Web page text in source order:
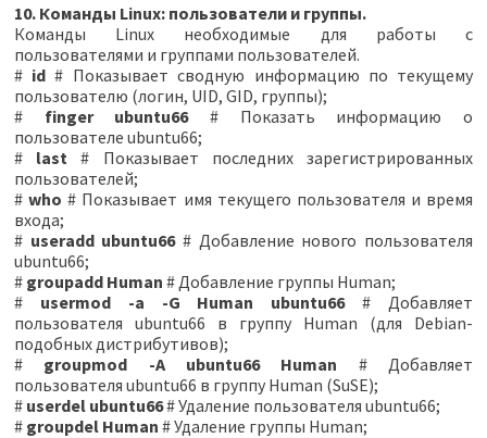
10. Команды Linux: пользователи и группы.
Команды Linux необходимые для работы с
пользователями и группами пользователей.
# id # Показывает сводную информацию по текущему
пользователю (логин, UID, GID, группы);
# finger ubuntu66# Показать информацию о
пользователе ubuntu66;
# last# Показывает последних зарегистрированных
пользователей;
# who # Показывает имя текущего пользователя и время
входа;
# useradd ubuntu66# Добавление нового пользователя
ubuntu66;
# groupadd Human # Добавление группы Human;
# usermod -a -G Human ubuntu66# Добавляет
пользователя ubuntu66 в группу Human (для Debian-
подобных дистрибутивов);
# groupmod -A ubuntu66 Human # Добавляет
пользователя ubuntu66 в группу Human (SuSE);
# userdel ubuntu66# Удаление пользователя ubuntu66;
# groupdel Human # Удаление группы Human;